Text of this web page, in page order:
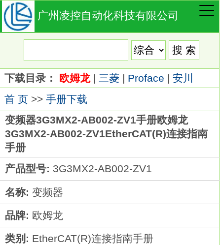
广州凌控自动化科技有限公司
下载目录： 欧姆龙| 三菱| Proface | 安川
首 页>> 手册下载
变频器3G3MX2-AB002-ZV1手册欧姆龙
3G3MX2-AB002-ZV1EtherCAT(R)连接指南
手册
产品型号: 3G3MX2-AB002-ZV1
名称: 变频器
品牌: 欧姆龙
类别: EtherCAT(R)连接指南手册